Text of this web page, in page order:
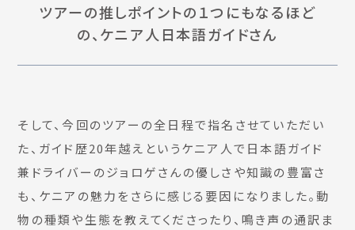
ツアーの推しポイントの１つにもなるほど
の、ケニア人日本語ガイドさん
そして、今回のツアーの全日程で指名させていただい
た、ガイド歴20年越えというケニア人で日本語ガイド
兼ドライバーのジョロゲさんの優しさや知識の豊富さ
も、ケニアの魅力をさらに感じる要因になりました。動
物の種類や生態を教えてくださったり、鳴き声の通訳ま